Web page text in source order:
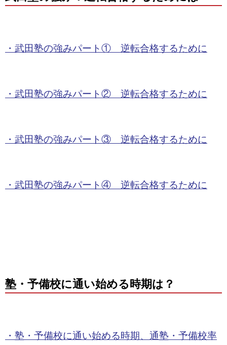
・武田塾の強みパート① 逆転合格するために
・武田塾の強みパート② 逆転合格するために
・武田塾の強みパート③ 逆転合格するために
・武田塾の強みパート④ 逆転合格するために
塾・予備校に通い始める時期は？
・塾・予備校に通い始める時期、通塾・予備校率